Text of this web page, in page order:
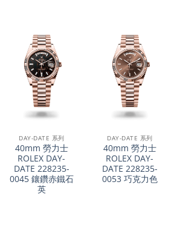
DAY-DATE 系列
40mm 勞力士
ROLEX DAY-
DATE 228235-
0045 鑲鑽赤鐵石
英
DAY-DATE 系列
40mm 勞力士
ROLEX DAY-
DATE 228235-
0053 巧克力色